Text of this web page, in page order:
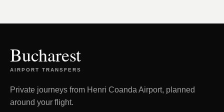
Bucharest
AIRPORT TRANSFERS
Private journeys from Henri Coanda Airport, planned
around your flight.